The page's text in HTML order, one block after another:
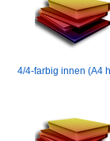
4/4-farbig innen (A4